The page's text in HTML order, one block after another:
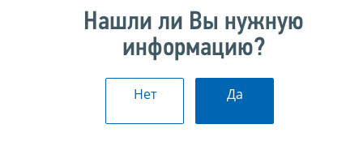
Нашли ли Вы нужную
информацию?
Нет Да